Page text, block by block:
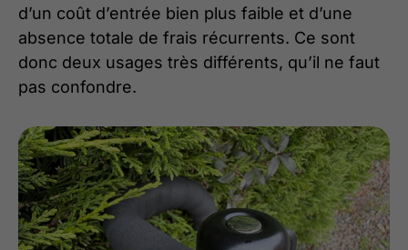
d’un coût d’entrée bien plus faible et d’une
absence totale de frais récurrents. Ce sont
donc deux usages très différents, qu’il ne faut
pas confondre.